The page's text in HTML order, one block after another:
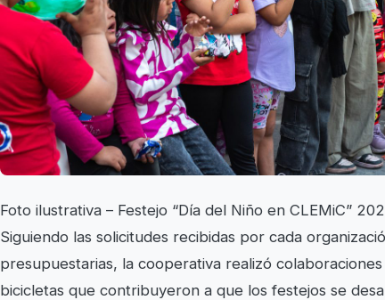
Foto ilustrativa – Festejo “Día del Niño en CLEMiC”
Siguiendo las solicitudes recibidas por cada
presupuestarias, la cooperativa realizó
bicicletas que contribuyeron a que los festejos se